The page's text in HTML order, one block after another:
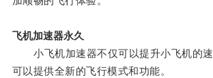
飞机加速器永久
小飞机加速器不仅可以提升小飞机的速
可以提供全新的飞行模式和功能。